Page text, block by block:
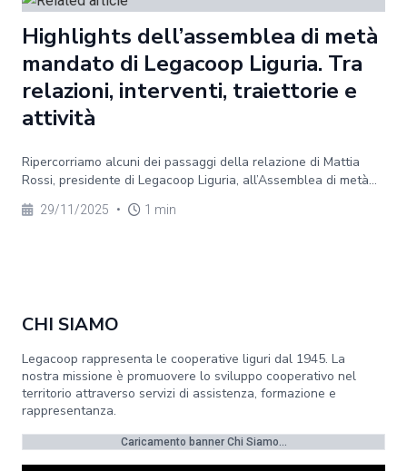
Highlights dell’assemblea di metà
mandato di Legacoop Liguria. Tra
relazioni, interventi, traiettorie e
attività
Ripercorriamo alcuni dei passaggi della relazione di Mattia
Rossi, presidente di Legacoop Liguria, all’Assemblea di metà...
29/11/2025 • 1 min
CHI SIAMO
Legacoop rappresenta le cooperative liguri dal 1945. La
nostra missione è promuovere lo sviluppo cooperativo nel
territorio attraverso servizi di assistenza, formazione e
rappresentanza.
Caricamento banner Chi Siamo...